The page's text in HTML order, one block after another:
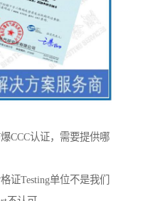
CCC认证，需要提供哪
证Testing单位不是我们